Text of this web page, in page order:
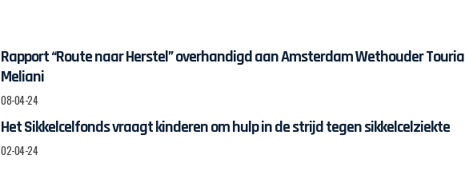
Rapport “Route naar Herstel” overhandigd aan Amsterdam Wethouder Touria
Meliani
08-04-24
Het Sikkelcelfonds vraagt kinderen om hulp in de strijd tegen sikkelcelziekte
02-04-24